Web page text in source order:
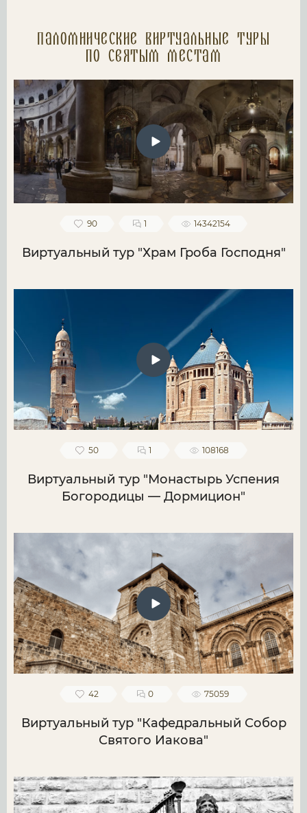
Паломнические Виртуальные туры
по святым местам
90 1 14342154
Виртуальный тур "Храм Гроба Господня"
50 1 108168
Виртуальный тур "Монастырь Успения
Богородицы — Дормицион"
42 0 75059
Виртуальный тур "Кафедральный Собор
Святого Иакова"